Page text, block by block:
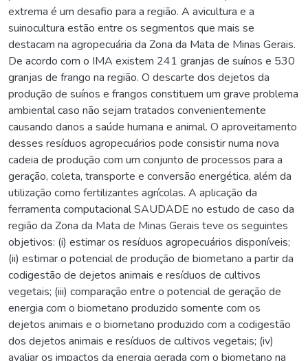
extrema é um desafio para a região. A avicultura e a
suinocultura estão entre os segmentos que mais se
destacam na agropecuária da Zona da Mata de Minas Gerais.
De acordo com o IMA existem 241 granjas de suínos e 530
granjas de frango na região. O descarte dos dejetos da
produção de suínos e frangos constituem um grave problema
ambiental caso não sejam tratados convenientemente
causando danos a saúde humana e animal. O aproveitamento
desses resíduos agropecuários pode consistir numa nova
cadeia de produção com um conjunto de processos para a
geração, coleta, transporte e conversão energética, além da
utilização como fertilizantes agrícolas. A aplicação da
ferramenta computacional SAUDADE no estudo de caso da
região da Zona da Mata de Minas Gerais teve os seguintes
objetivos: (i) estimar os resíduos agropecuários disponíveis;
(ii) estimar o potencial de produção de biometano a partir da
codigestão de dejetos animais e resíduos de cultivos
vegetais; (iii) comparação entre o potencial de geração de
energia com o biometano produzido somente com os
dejetos animais e o biometano produzido com a codigestão
dos dejetos animais e resíduos de cultivos vegetais; (iv)
avaliar os impactos da energia gerada com o biometano na